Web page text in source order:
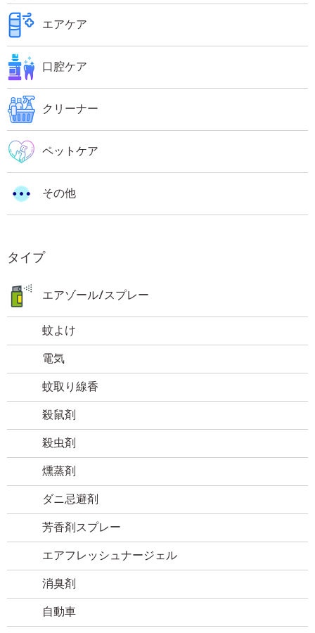
エアケア
口腔ケア
クリーナー
ペットケア
その他
タイプ
エアゾール/スプレー
蚊よけ
電気
蚊取り線香
殺鼠剤
殺虫剤
燻蒸剤
ダニ忌避剤
芳香剤スプレー
エアフレッシュナージェル
消臭剤
自動車